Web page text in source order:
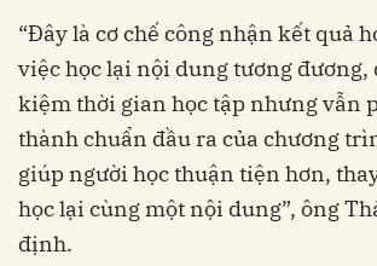
“Đây là cơ chế công nhận kết quả
việc học lại nội dung tương đương,
kiệm thời gian học tập nhưng vẫn
thành chuẩn đầu ra của chương
giúp người học thuận tiện hơn,
học lại cùng một nội dung”, ông
định.